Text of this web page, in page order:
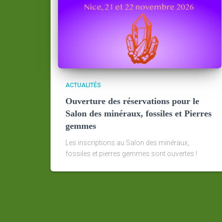
ACTUALITÉS
Ouverture des réservations pour le
Salon des minéraux, fossiles et Pierres
gemmes
Les inscriptions au Salon des minéraux,
fossiles et pierres gemmes sont ouvertes !